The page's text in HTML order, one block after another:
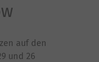
auf den
und 26